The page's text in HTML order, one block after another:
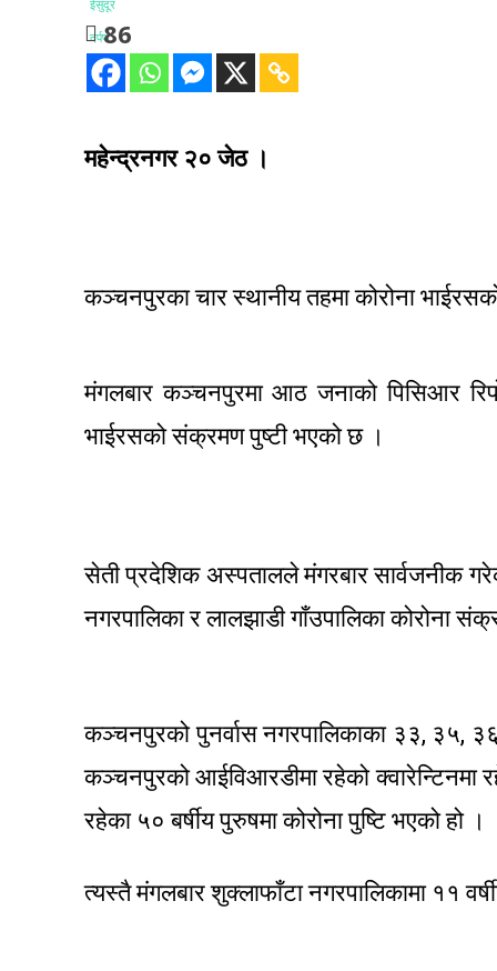
86
महेन्द्रनगर २० जेठ ।
कञ्चनपुरका चार स्थानीय तहमा कोरोना
मंगलबार कञ्चनपुरमा आठ जनाको पिसिआर
भाईरसको संक्रमण पुष्टी भएको छ ।
सेती प्रदेशिक अस्पतालले मंगरबार सार्वजनीक
नगरपालिका र लालझाडी गाँउपालिका कोरोना
कञ्चनपुरको पुनर्वास नगरपालिकाका ३३, ३५,
कञ्चनपुरको आईविआरडीमा रहेको क्वारेन्टिनमा
रहेका ५० बर्षीय पुरुषमा कोरोना पुष्टि भएको हो ।
त्यस्तै मंगलबार शुक्लाफाँटा नगरपालिकामा ११